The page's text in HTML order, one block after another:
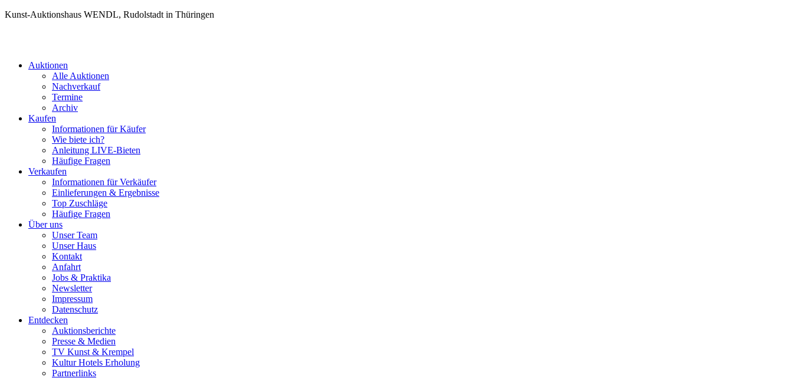
Kunst-Auktionshaus WENDL, Rudolstadt in Thüringen
Auktionen
Alle Auktionen
Nachverkauf
Termine
Archiv
Kaufen
Informationen für Käufer
Wie biete ich?
Anleitung LIVE-Bieten
Häufige Fragen
Verkaufen
Informationen für Verkäufer
Einlieferungen & Ergebnisse
Top Zuschläge
Häufige Fragen
Über uns
Unser Team
Unser Haus
Kontakt
Anfahrt
Jobs & Praktika
Newsletter
Impressum
Datenschutz
Entdecken
Auktionsberichte
Presse & Medien
TV Kunst & Krempel
Kultur Hotels Erholung
Partnerlinks